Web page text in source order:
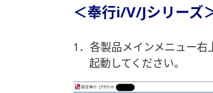
＜奉行i/V/Jシリーズ
1．各製品メインメニュー
起動してください。